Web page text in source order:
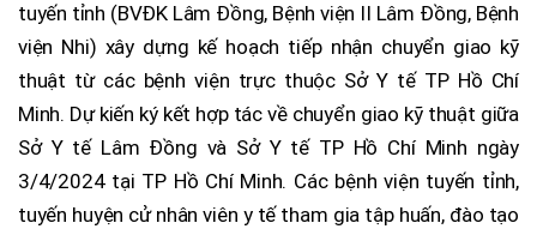
tuyến tỉnh (BVĐK Lâm Đồng, Bệnh viện II Lâm Đồng, Bệnh
viện Nhi) xây dựng kế hoạch tiếp nhận chuyển giao kỹ
thuật từ các bệnh viện trực thuộc Sở Y tế TP Hồ Chí
Minh. Dự kiến ký kết hợp tác về chuyển giao kỹ thuật giữa
Sở Y tế Lâm Đồng và Sở Y tế TP Hồ Chí Minh ngày
3/4/2024 tại TP Hồ Chí Minh. Các bệnh viện tuyến tỉnh,
tuyến huyện cử nhân viên y tế tham gia tập huấn, đào tạo